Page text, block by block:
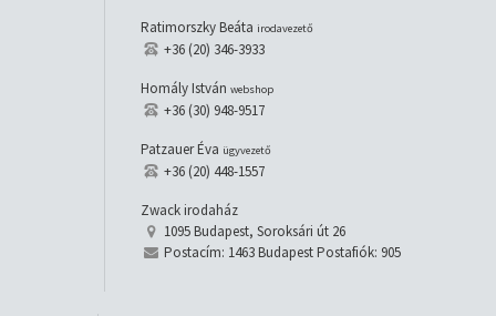
Ratimorszky Beáta irodavezető
+36 (20) 346-3933
Homály István webshop
+36 (30) 948-9517
Patzauer Éva ügyvezető
+36 (20) 448-1557
Zwack irodaház
1095 Budapest, Soroksári út 26
Postacím: 1463 Budapest Postafiók: 905